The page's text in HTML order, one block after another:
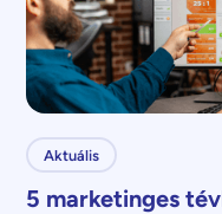
Aktuális
5 marketinges